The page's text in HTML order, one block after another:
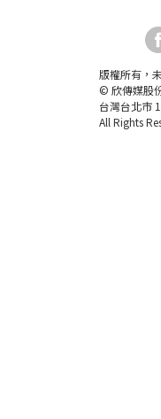
版權所有，
© 欣傳媒股
台灣台北市
All Rights